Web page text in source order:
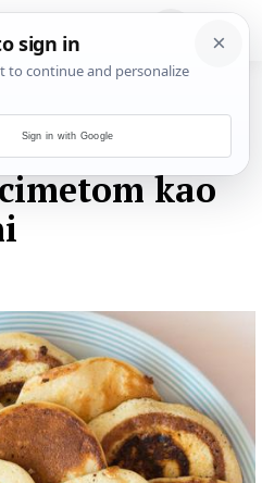
kao
Sign in with Google